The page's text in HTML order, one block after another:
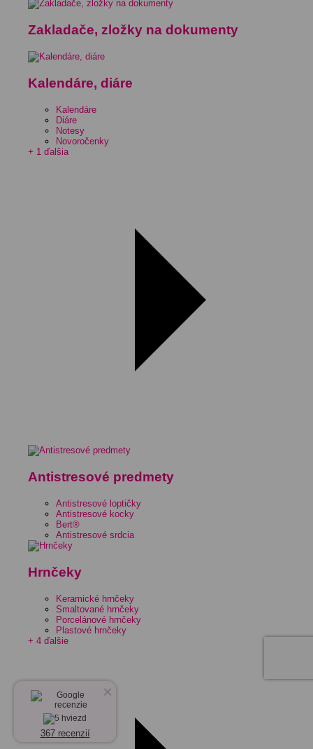
Zakladače, zložky na dokumenty
Kalendáre, diáre
Kalendáre
Diáre
Notesy
Novoročenky
+ 1 ďalšia
Antistresové predmety
Antistresové loptičky
Antistresové kocky
Bert®
Antistresové srdcia
Hrnčeky
Keramické hrnčeky
Smaltované hrnčeky
Porcelánové hrnčeky
Plastové hrnčeky
+ 4 ďalšie
×
367 recenzií